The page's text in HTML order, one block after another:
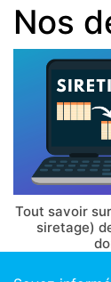
Nos
Tout savoir
siretage)